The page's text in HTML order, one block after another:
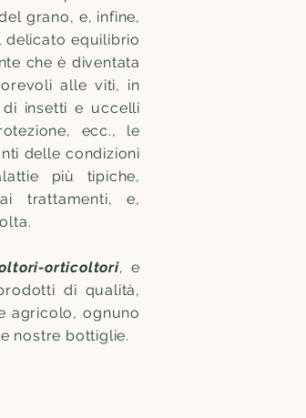
grano, e, infine,
delicato equilibrio
che è diventata
alle viti, in
insetti e uccelli
ecc., le
delle condizioni
più tipiche,
trattamenti, e,
orticoltori, e
di qualità,
agricolo, ognuno
nostre bottiglie.